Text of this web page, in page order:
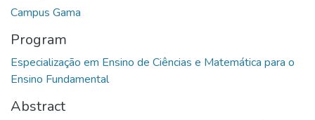
Campus Gama
Program
Especialização em Ensino de Ciências e Matemática para o
Ensino Fundamental
Abstract